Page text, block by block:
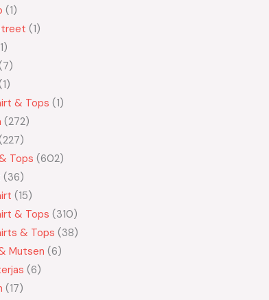
1
1
1
7
1
& Tops 1
272
227
Tops 602
36
15
& Tops 310
& Tops 38
Mutsen 6
6
17